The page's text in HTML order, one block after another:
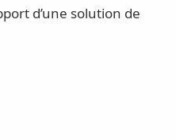
d’une solution de